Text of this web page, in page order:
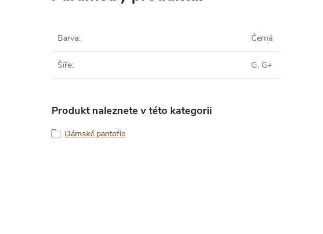
Barva: Černá
Šíře: G, G+
Produkt naleznete v této kategorii
Dámské pantofle